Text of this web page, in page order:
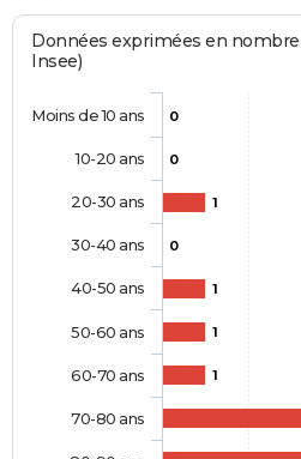
Données exprimées en nombre
Insee)
0
0
1
0
1
1
1
Moins de 10 ans
10-20 ans
20-30 ans
30-40 ans
40-50 ans
50-60 ans
60-70 ans
70-80 ans